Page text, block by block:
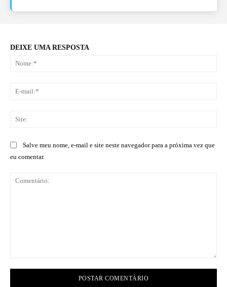
DEIXE UMA RESPOSTA
Salve meu nome, e-mail e site neste navegador para a próxima vez que
eu comentar.